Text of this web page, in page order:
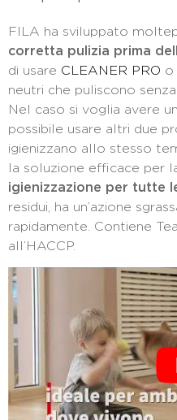
FILA ha sviluppato
corretta pulizia prima
di usare CLEANER PRO o
neutri che puliscono
Nel caso si voglia avere
possibile usare altri due
igienizzano allo stesso
la soluzione efficace per
igienizzazione per tutte
residui, ha un’azione
rapidamente. Contiene
all’HACCP.